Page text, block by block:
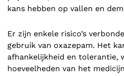
kans hebben op vallen en
Er zijn enkele risico’s
gebruik van oxazepam. Het
afhankelijkheid en tolerantie,
hoeveelheden van het